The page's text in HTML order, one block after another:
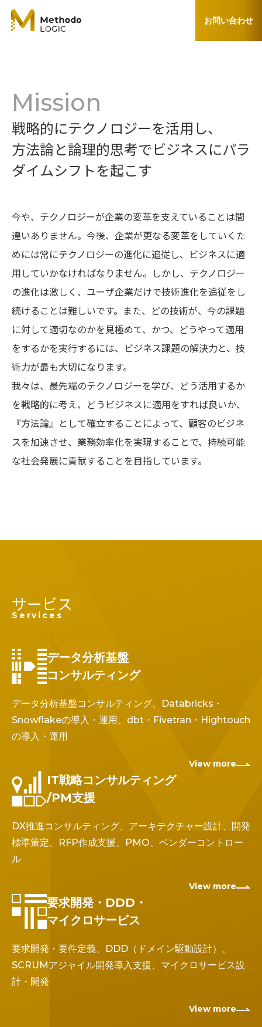
お問い合わせ
Mission
戦略的にテクノロジーを活用し、
方法論と論理的思考でビジネスにパラ
ダイムシフトを起こす
今や、テクノロジーが企業の変革を支えていることは間
違いありません。今後、企業が更なる変革をしていくた
めには常にテクノロジーの進化に追従し、ビジネスに適
用していかなければなりません。しかし、テクノロジー
の進化は激しく、ユーザ企業だけで技術進化を追従をし
続けることは難しいです。また、どの技術が、今の課題
に対して適切なのかを見極めて、かつ、どうやって適用
をするかを実行するには、ビジネス課題の解決力と、技
術力が最も大切になります。
我々は、最先端のテクノロジーを学び、どう活用するか
を戦略的に考え、どうビジネスに適用をすれば良いか、
『方法論』として確立することによって、顧客のビジネ
スを加速させ、業務効率化を実現することで、持続可能
な社会発展に貢献することを目指しています。
サービス
Services
データ分析基盤
コンサルティング
データ分析基盤コンサルティング、Databricks・
Snowflakeの導入・運用、dbt・Fivetran・Hightouch
の導入・運用
View more
IT戦略コンサルティング
/PM支援
DX推進コンサルティング、アーキテクチャー設計、開発
標準策定、RFP作成支援、PMO、ベンダーコントロー
ル
View more
要求開発・DDD・
マイクロサービス
要求開発・要件定義、DDD（ドメイン駆動設計）、
SCRUMアジャイル開発導入支援、マイクロサービス設
計・開発
View more